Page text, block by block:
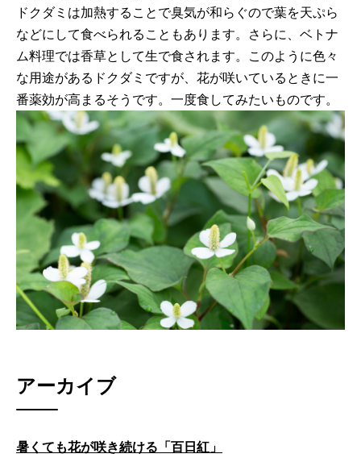
ドクダミは加熱することで臭気が和らぐので葉を天ぷら
などにして食べられることもあります。さらに、ベトナ
ム料理では香草として生で食されます。このように色々
な用途があるドクダミですが、花が咲いているときに一
番薬効が高まるそうです。一度食してみたいものです。
アーカイブ
暑くても花が咲き続ける「百日紅」